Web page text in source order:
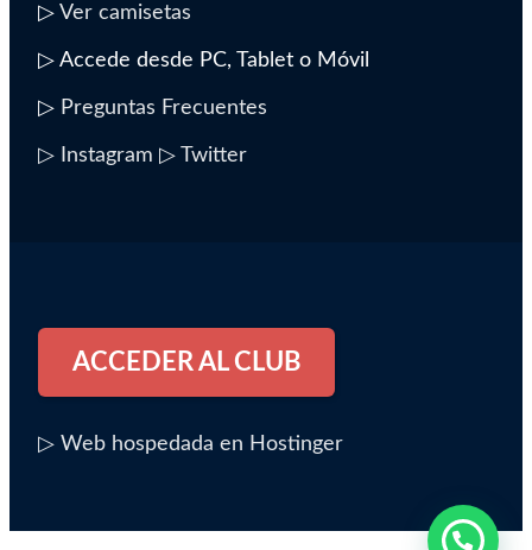
▷ Ver camisetas
▷ Accede desde PC, Tablet o Móvil
▷ Preguntas Frecuentes
▷ Instagram ▷ Twitter
ACCEDER AL CLUB
▷ Web hospedada en Hostinger